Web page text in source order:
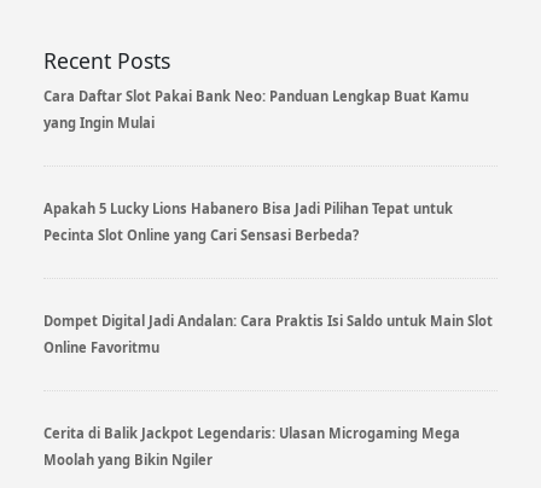
Recent Posts
Cara Daftar Slot Pakai Bank Neo: Panduan Lengkap Buat Kamu
yang Ingin Mulai
Apakah 5 Lucky Lions Habanero Bisa Jadi Pilihan Tepat untuk
Pecinta Slot Online yang Cari Sensasi Berbeda?
Dompet Digital Jadi Andalan: Cara Praktis Isi Saldo untuk Main Slot
Online Favoritmu
Cerita di Balik Jackpot Legendaris: Ulasan Microgaming Mega
Moolah yang Bikin Ngiler